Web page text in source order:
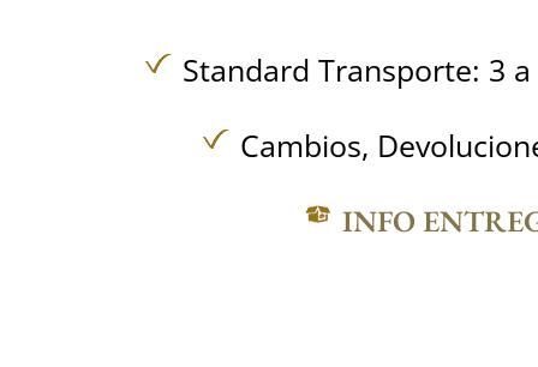
Standard Transporte: 3
Cambios,
INFO